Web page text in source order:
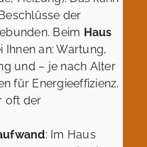
der
Beim Haus
Ihnen an: Wartung,
und – je nach Alter
für Energieeffizienz.
oft der
: Im Haus